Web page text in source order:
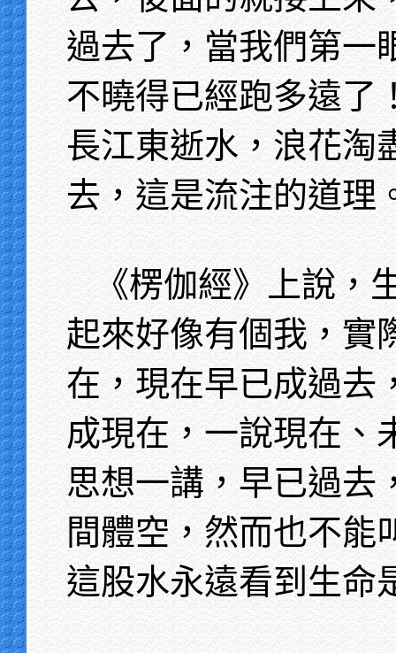
過去了，當我們第一
不曉得已經跑多遠了
長江東逝水，浪花淘
去，這是流注的道理
《楞伽經》上說，
起來好像有個我，實
在，現在早已成過去
成現在，一說現在、
思想一講，早已過去
間體空，然而也不能
這股水永遠看到生命